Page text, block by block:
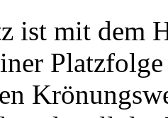
ist mit dem